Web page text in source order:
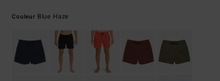
Couleur Blue Haze